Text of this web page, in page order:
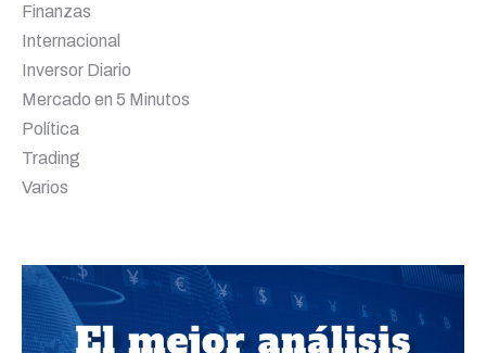
Finanzas
Internacional
Inversor Diario
Mercado en 5 Minutos
Política
Trading
Varios